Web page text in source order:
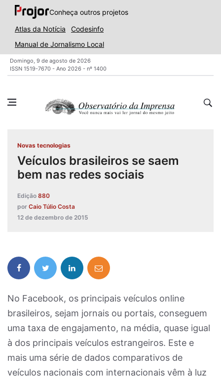
Conheça outros projetos
Atlas da Notícia
Codesinfo
Manual de Jornalismo Local
Domingo, 9 de agosto de 2026
ISSN 1519-7670 - Ano 2026 - nº 1400
Novas tecnologias
Veículos brasileiros se saem
bem nas redes sociais
Edição 880
por Caio Túlio Costa
12 de dezembro de 2015
No Facebook, os principais veículos online
brasileiros, sejam jornais ou portais, conseguem
uma taxa de engajamento, na média, quase igual
à dos principais veículos estrangeiros. Este e
mais uma série de dados comparativos de
veículos nacionais com internacionais vêm à luz